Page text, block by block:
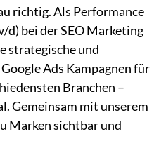
richtig. Als Performance
bei der SEO Marketing
strategische und
Ads Kampagnen für
Branchen –
Gemeinsam mit unserem
Marken sichtbar und